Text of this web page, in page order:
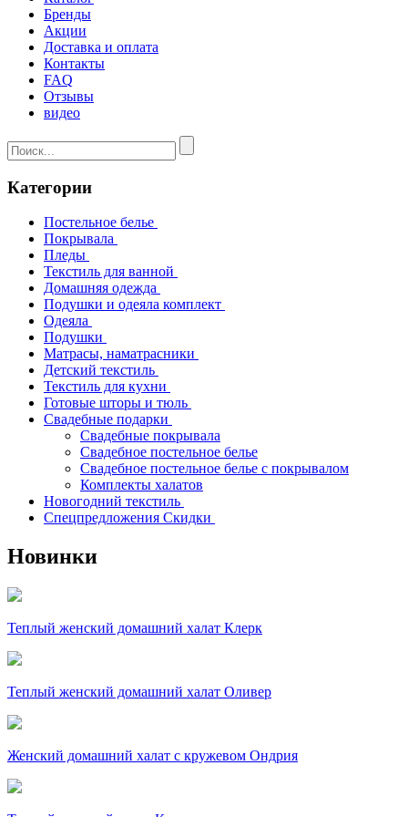
Бренды
Акции
Доставка и оплата
Контакты
FAQ
Отзывы
видео
Категории
Постельное белье
Покрывала
Пледы
Текстиль для ванной
Домашняя одежда
Подушки и одеяла комплект
Одеяла
Подушки
Матрасы, наматрасники
Детский текстиль
Текстиль для кухни
Готовые шторы и тюль
Свадебные подарки
Свадебные покрывала
Свадебное постельное белье
Свадебное постельное белье с покрывалом
Комплекты халатов
Новогодний текстиль
Спецпредложения Скидки
Новинки
Теплый женский домашний халат Клерк
Теплый женский домашний халат Оливер
Женский домашний халат с кружевом Ондрия